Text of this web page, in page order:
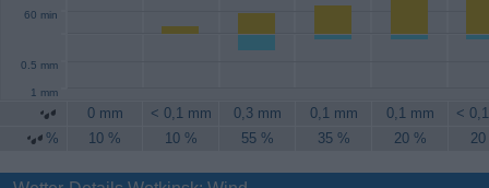
60 min
0.5 mm
1 mm
0 mm < 0,1 mm 0,3 mm 0,1 mm 0,1 mm
<
%
10 % 10 % 55 % 35 % 20 %